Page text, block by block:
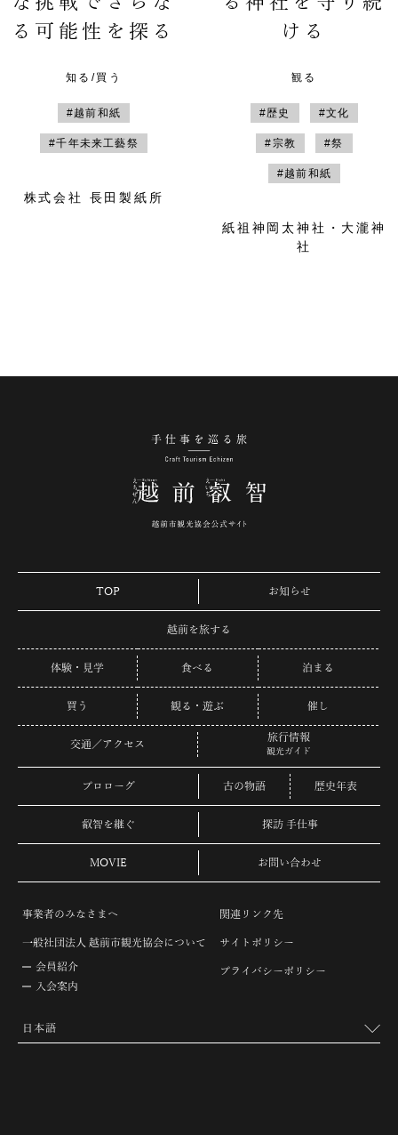
る可能性を探る
知る/買う
#越前和紙
#千年未来工藝祭
株式会社 長田製紙所
ける
観る
#歴史 #文化
#宗教 #祭
#越前和紙
紙祖神岡太神社・大瀧神
社
TOP お知らせ
越前を旅する
体験・見学 食べる 泊まる
買う 観る・遊ぶ 催し
交通／アクセス
旅行情報
観光ガイド
プロローグ 古の物語 歴史年表
叡智を継ぐ 探訪 手仕事
MOVIE お問い合わせ
事業者のみなさまへ
一般社団法人 越前市観光協会について
会員紹介
入会案内
関連リンク先
サイトポリシー
プライバシーポリシー